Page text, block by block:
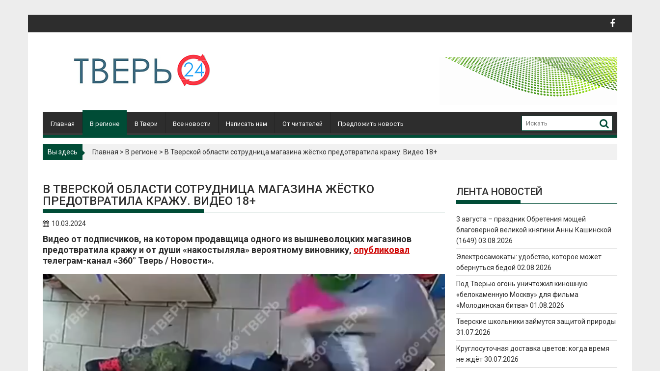
Главная В регионе В Твери Все новости Написать нам От читателей Предложить новость
Вы здесь Главная > В регионе > В Тверской области сотрудница магазина жёстко предотвратила кражу. Видео 18+
В ТВЕРСКОЙ ОБЛАСТИ СОТРУДНИЦА МАГАЗИНА ЖЁСТКО
ПРЕДОТВРАТИЛА КРАЖУ. ВИДЕО 18+
10.03.2024
Видео от подписчиков, на котором продавщица одного из вышневолоцких магазинов
предотвратила кражу и от души «накостыляла» вероятному виновнику, опубликовал
телеграм-канал «360° Тверь / Новости».
ЛЕНТА НОВОСТЕЙ
3 августа – праздник Обретения мощей
благоверной великой княгини Анны Кашинской
(1649) 03.08.2026
Электросамокаты: удобство, которое может
обернуться бедой 02.08.2026
Под Тверью огонь уничтожил киношную
«белокаменную Москву» для фильма
«Молодинская битва» 01.08.2026
Тверские школьники займутся защитой природы
31.07.2026
Круглосуточная доставка цветов: когда время
не ждёт 30.07.2026